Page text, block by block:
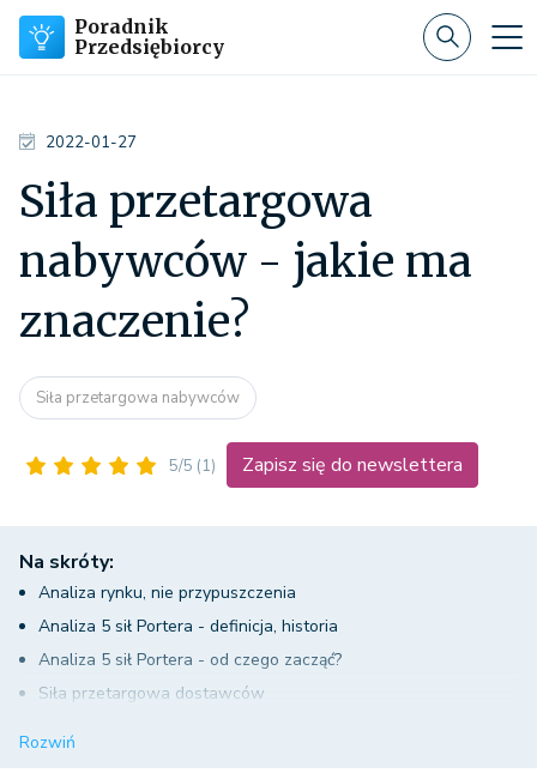
Poradnik
Przedsiębiorcy
2022-01-27
Siła przetargowa
nabywców - jakie ma
znaczenie?
Siła przetargowa nabywców
5/5 (1) Zapisz się do newslettera
Na skróty:
Analiza rynku, nie przypuszczenia
Analiza 5 sił Portera - definicja, historia
Analiza 5 sił Portera - od czego zacząć?
Siła przetargowa dostawców
Rozwiń